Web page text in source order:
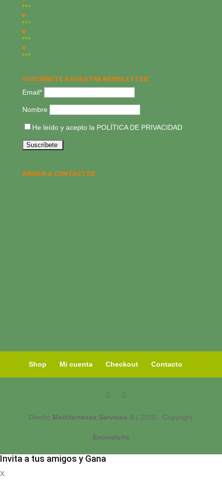
SUSCRÍBETE A NUESTRA NEWSLETTER:
Email*
Nombre
He leído y acepto la POLÍTICA DE PRIVACIDAD
AÑADIR A CONTACTOS:
Shop Mi cuenta Checkout Contacto
Diseño Mediterranea Services © | 2020 - Copyright
Econaturis
Invita a tus amigos y Gana
X